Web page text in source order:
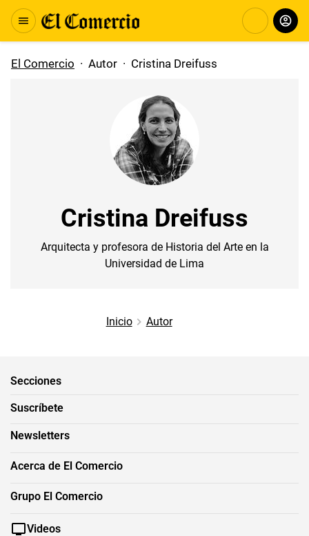
El Comercio · Autor · Cristina Dreifuss
Cristina Dreifuss
Arquitecta y profesora de Historia del Arte en la
Universidad de Lima
Inicio Autor
Secciones
Suscríbete
Newsletters
Acerca de El Comercio
Grupo El Comercio
Videos